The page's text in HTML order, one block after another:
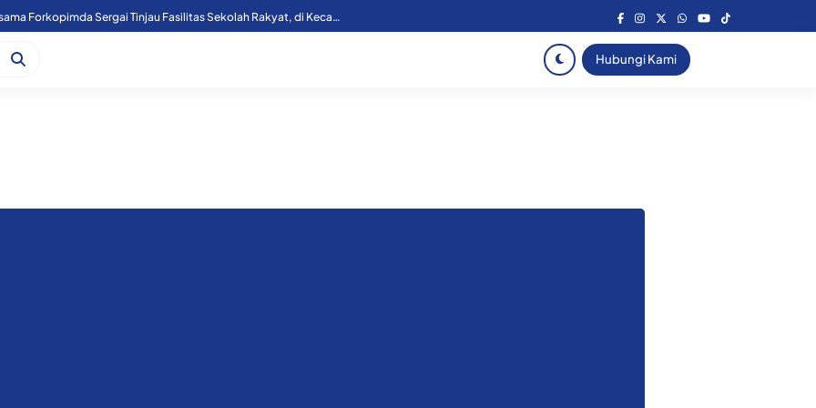
Kapoolres Sergai Bersama Forkopimda Sergai Tinjau Fasilitas Sekolah Rakyat, di Kecamatan Firdaus.
Hubungi Kami